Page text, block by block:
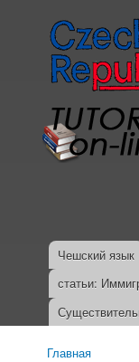
Главное меню
Чешский язык
статьи:
Главная